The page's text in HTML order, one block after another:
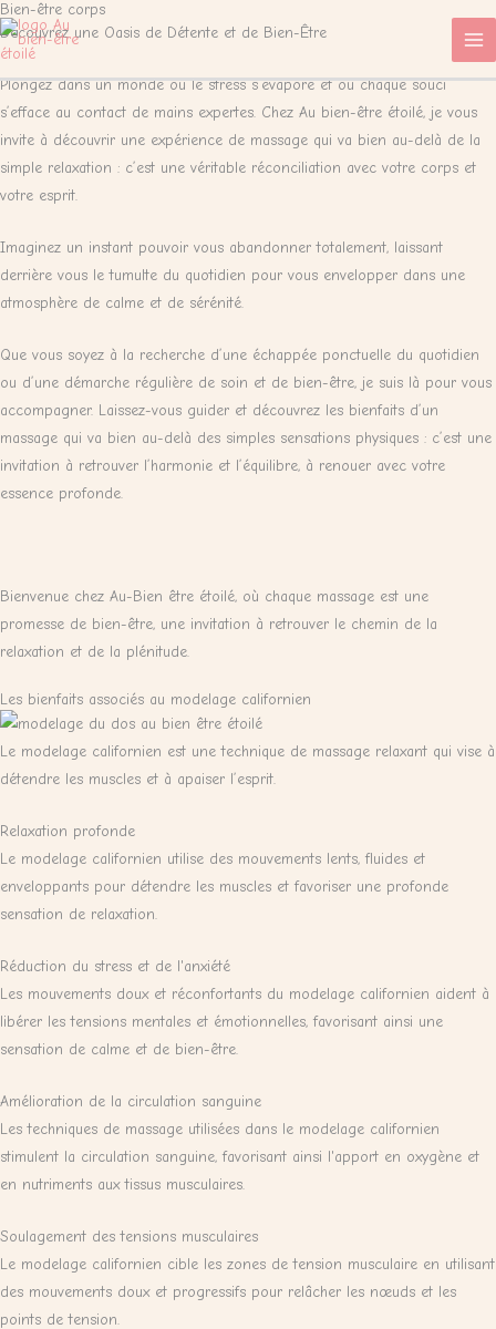
Aller
au
Bien-être corps
Découvrez une Oasis de Détente et de Bien-Être
Plongez dans un monde où le stress s’évapore et où chaque souci
s’efface au contact de mains expertes. Chez Au bien-être étoilé, je vous
invite à découvrir une expérience de massage qui va bien au-delà de la
simple relaxation : c’est une véritable réconciliation avec votre corps et
votre esprit.
Imaginez un instant pouvoir vous abandonner totalement, laissant
derrière vous le tumulte du quotidien pour vous envelopper dans une
atmosphère de calme et de sérénité.
Que vous soyez à la recherche d’une échappée ponctuelle du quotidien
ou d’une démarche régulière de soin et de bien-être, je suis là pour vous
accompagner. Laissez-vous guider et découvrez les bienfaits d’un
massage qui va bien au-delà des simples sensations physiques : c’est une
invitation à retrouver l’harmonie et l’équilibre, à renouer avec votre
essence profonde.
Bienvenue chez Au-Bien être étoilé, où chaque massage est une
promesse de bien-être, une invitation à retrouver le chemin de la
relaxation et de la plénitude.
Les bienfaits associés au modelage californien
Le modelage californien est une technique de massage relaxant qui vise à
détendre les muscles et à apaiser l’esprit.
Relaxation profonde
Le modelage californien utilise des mouvements lents, fluides et
enveloppants pour détendre les muscles et favoriser une profonde
sensation de relaxation.
Réduction du stress et de l'anxiété
Les mouvements doux et réconfortants du modelage californien aident à
libérer les tensions mentales et émotionnelles, favorisant ainsi une
sensation de calme et de bien-être.
Amélioration de la circulation sanguine
Les techniques de massage utilisées dans le modelage californien
stimulent la circulation sanguine, favorisant ainsi l'apport en oxygène et
en nutriments aux tissus musculaires.
Soulagement des tensions musculaires
Le modelage californien cible les zones de tension musculaire en utilisant
des mouvements doux et progressifs pour relâcher les nœuds et les
points de tension.